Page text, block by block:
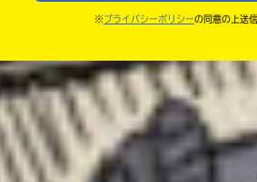
高校生以上
・キャンペーン開催中は、投稿した
・ポプラ社の宣伝物で紹介させて
よ。
・かき終えたら、人を傷つけてい
きこんでいたり、字がまちがって
みなおしてみてね。
※ プライバシーポリシーの同意の上送